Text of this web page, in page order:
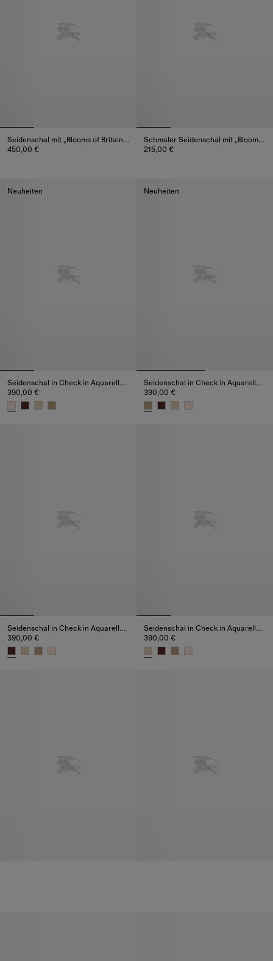
Seidenschal mit „Blooms of Britain“-Motiv
450,00 €
Schmaler Seidenschal mit „Blooms of Britain“-Motiv
215,00 €
Neuheiten
Seidenschal in Check in Aquarelloptik
390,00 €
Neuheiten
Seidenschal in Check in Aquarelloptik
390,00 €
Seidenschal in Check in Aquarelloptik
390,00 €
Seidenschal in Check in Aquarelloptik
390,00 €